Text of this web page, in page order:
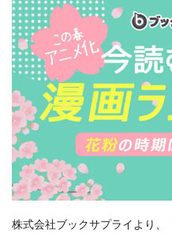
株式会社ブックサプライより